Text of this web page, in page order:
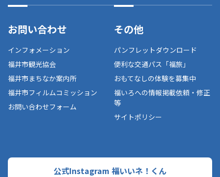
お問い合わせ
インフォメーション
福井市観光協会
福井市まちなか案内所
福井市フィルムコミッション
お問い合わせフォーム
その他
パンフレットダウンロード
便利な交通パス「福旅」
おもてなしの体験を募集中
福いろへの情報掲載依頼・修正
等
サイトポリシー
公式Instagram 福いいネ！くん